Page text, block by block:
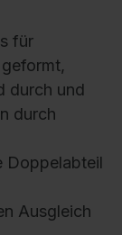
für
durch und
durch
Doppelabteil
Ausgleich